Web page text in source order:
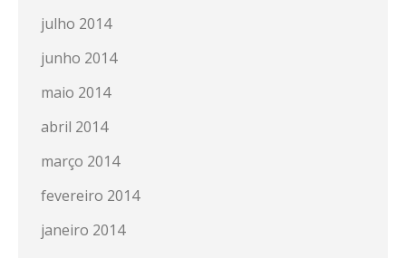
julho 2014
junho 2014
maio 2014
abril 2014
março 2014
fevereiro 2014
janeiro 2014